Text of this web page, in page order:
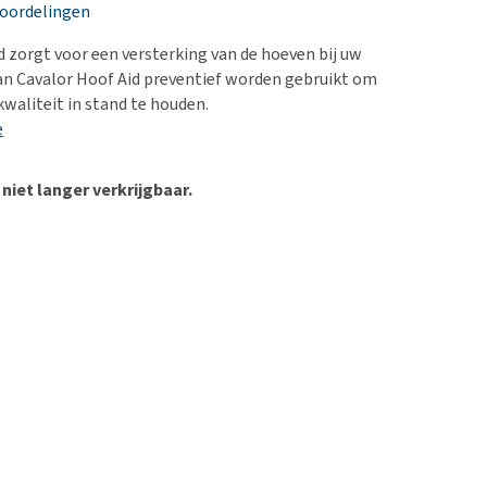
en conditie
pezen en botten
alles
zorgt voor een versterking van de hoeven bij uw
Cavalor Hoof Aid preventief worden gebruikt om
in stand te houden.
langer verkrijgbaar.